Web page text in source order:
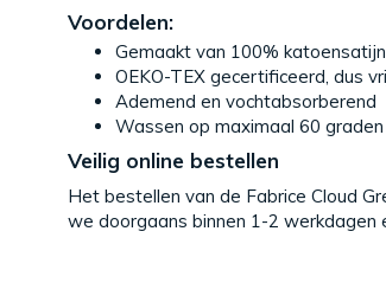
Voordelen:
Gemaakt van 100%
OEKO-TEX gecertificeerd, dus
Ademend en vochtabsorberend
Wassen op maximaal 60 graden
Veilig online bestellen
Het bestellen van de Fabrice Cloud
we doorgaans binnen 1-2 werkdagen